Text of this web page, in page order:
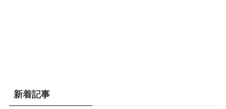
新着記事